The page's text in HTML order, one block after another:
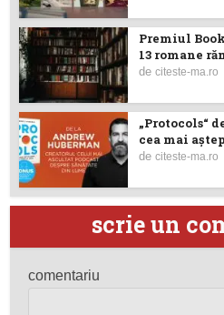
Premiul
13 romane
deciteste-ma.ro
„Protocols“
cea mai
deciteste-ma.ro
scrie un
comentariu